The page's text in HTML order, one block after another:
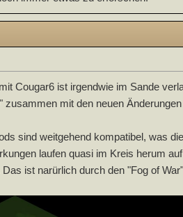
Cougar6 ist irgendwie im Sande
mit den neuen
sind weitgehend kompatibel, was
laufen quasi im Kreis herum
ist narürlich durch den "Fog of